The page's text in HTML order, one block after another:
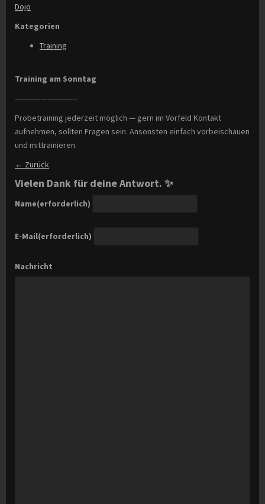
Dojo
Kategorien
Training
Training am Sonntag
—————————–
Probetraining jederzeit möglich — gern im Vorfeld Kontakt
aufnehmen, sollten Fragen sein. Ansonsten einfach vorbeischauen
und mittrainieren.
← Zurück
Vielen Dank für deine Antwort. ✨
Name(erforderlich)
E-Mail(erforderlich)
Nachricht